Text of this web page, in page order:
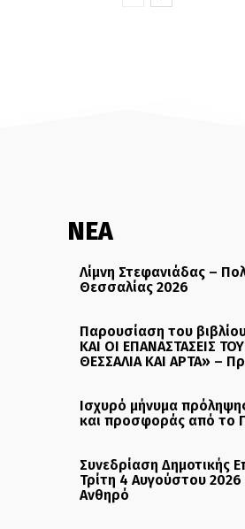
ΝΕΑ
Λίμνη Στεφανιάδας –
Θεσσαλίας 2026
Παρουσίαση του
ΚΑΙ ΟΙ ΕΠΑΝΑΣΤΑΣΕΙΣ
ΘΕΣΣΑΛΙΑ ΚΑΙ ΑΡΤΑ» –
Ισχυρό μήνυμα
και προσφοράς από το
Συνεδρίαση Δημοτικής
Τρίτη 4 Αυγούστου
Ανθηρό